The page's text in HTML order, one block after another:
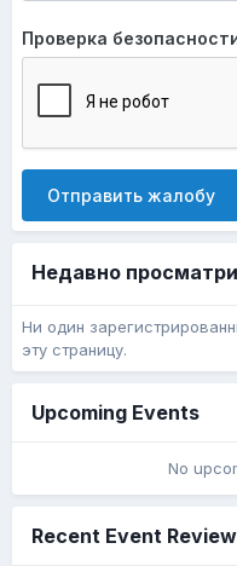
Проверка
Отправить жалобу
Недавно
Ни один
эту страницу.
Upcoming Events
No
Recent Event